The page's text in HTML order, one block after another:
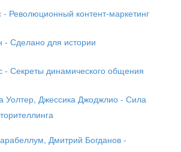
- Революционный контент-маркетинг
- Сделано для истории
- Секреты динамического общения
Уолтер, Джессика Джоджлио - Сила
Дмитрий Богданов -